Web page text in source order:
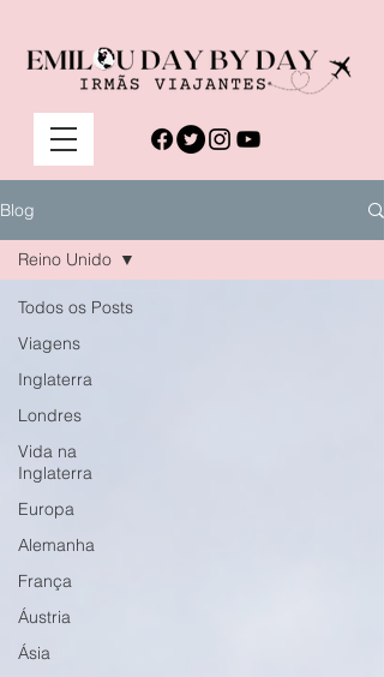
Blog
Todos os Posts
Viagens
Inglaterra
Londres
Vida na
Inglaterra
Europa
Alemanha
França
Áustria
Ásia
Reino Unido